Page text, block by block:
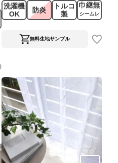
洗濯機
OK
防炎
トルコ
製
巾継無
シームレ
ス
無料生地サンプル